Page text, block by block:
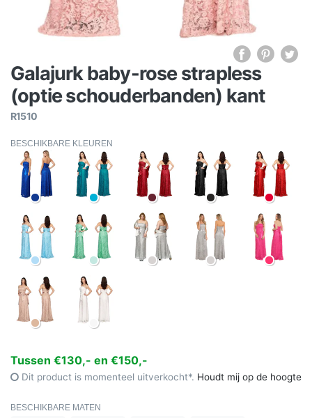
Galajurk baby-rose strapless
(optie schouderbanden) kant
R1510
BESCHIKBARE KLEUREN
Tussen €130,- en €150,-
Dit product is momenteel uitverkocht*. Houdt mij op de hoogte
BESCHIKBARE MATEN